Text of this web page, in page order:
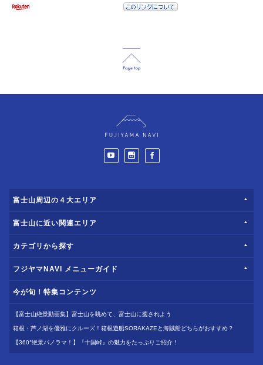
富士山周辺の４大エリア
富士山に近い関連エリア
カテゴリから探す
フジヤマNAVI メニューガイド
今が旬！特集コンテンツ
【富士山絶景動画集】富士山を眺めて、富士山に癒されよう
箱根・芦ノ湖を優雅にクルーズ！箱根遊船SORAKAZEと海賊船どちらがおすすめ？
【360°絶景パノラマ！】『十国峠』の魅力をたっぷりご紹介！